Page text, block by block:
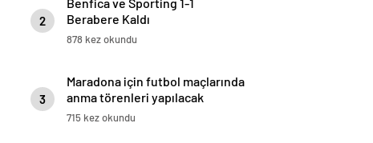
2
Benfica ve Sporting 1-1
Berabere Kaldı
878 kez okundu
3
Maradona için futbol maçlarında
anma törenleri yapılacak
715 kez okundu